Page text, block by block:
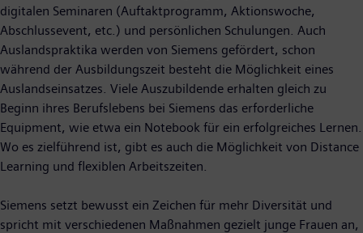
digitalen Seminaren (Auftaktprogramm, Aktionswoche,
Abschlussevent, etc.) und persönlichen Schulungen. Auch
Auslandspraktika werden von Siemens gefördert, schon
während der Ausbildungszeit besteht die Möglichkeit eines
Auslandseinsatzes. Viele Auszubildende erhalten gleich zu
Beginn ihres Berufslebens bei Siemens das erforderliche
Equipment, wie etwa ein Notebook für ein erfolgreiches Lernen.
Wo es zielführend ist, gibt es auch die Möglichkeit von Distance
Learning und flexiblen Arbeitszeiten.
Siemens setzt bewusst ein Zeichen für mehr Diversität und
spricht mit verschiedenen Maßnahmen gezielt junge Frauen an,